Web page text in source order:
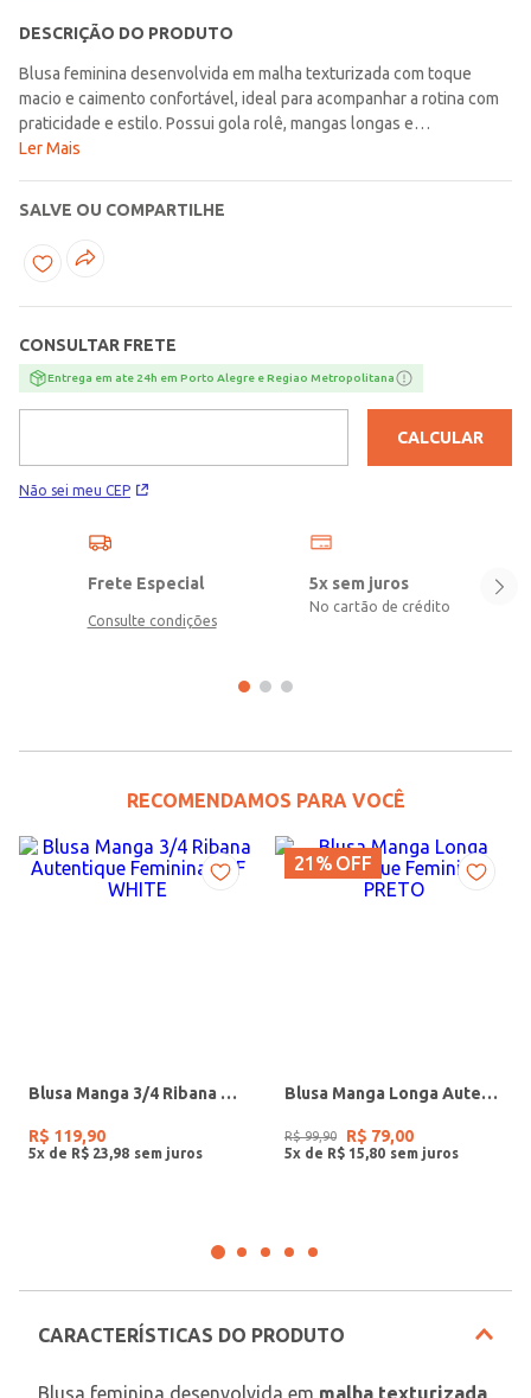
DESCRIÇÃO DO PRODUTO
Blusa feminina desenvolvida em malha texturizada com toque
macio e caimento confortável, ideal para acompanhar a rotina com
praticidade e estilo. Possui gola rolê, mangas longas e
acabamentos simples que garantem um visual versátil e moderno.
diferentes combinações no dia a dia. Uma peça perfeita para
compor looks atuais e aconchegantes em diversas
ocasiões!\n\nTecido: malha texturizada\nComposição: 49%
Ler Mais
SALVE OU COMPARTILHE
CONSULTAR FRETE
Entrega em ate 24h em Porto Alegre e Regiao Metropolitana
Não sei meu CEP
CALCULAR
Frete Especial
Consulte condições
5x sem juros
No cartão de crédito
RECOMENDAMOS PARA VOCÊ
Blusa Manga 3/4 Ribana Autentique Feminina OFF WHITE
R$ 119,90
5x de R$ 23 98
21% OFF
Blusa Manga Longa Autentique Feminina PRETO
R$ 99,90 R$ 79,00
5x de R$ 15 80
CARACTERÍSTICAS DO PRODUTO
Blusa feminina desenvolvida em malha texturizada